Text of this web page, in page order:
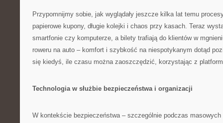
Przypomnijmy sobie, jak wyglądały jeszcze kilka lat temu
papierowe kupony, długie kolejki i chaos przy kasach. Teraz
smartfonie czy komputerze, a bilety trafiają do klientów w
roweru na auto – komfort i szybkość na niespotykanym dotąd
się kiedyś, ile czasu można zaoszczędzić, korzystając z
Technologia w służbie bezpieczeństwa i organizacji
W kontekście bezpieczeństwa – szczególnie podczas